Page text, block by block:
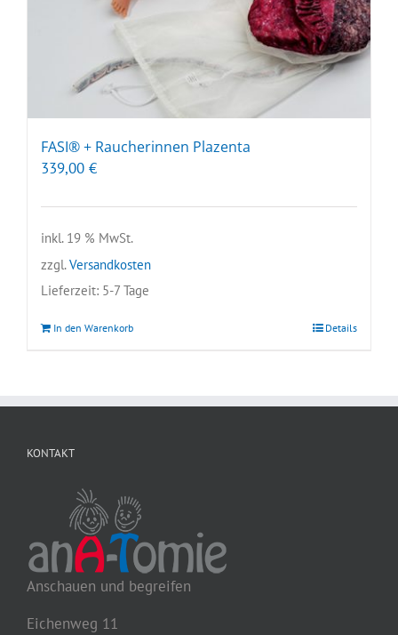
FASI® + Raucherinnen Plazenta
339,00 €
inkl. 19 % MwSt.
zzgl.Versandkosten
Lieferzeit: 5-7 Tage
In den Warenkorb Details
KONTAKT
Anschauen und begreifen
Eichenweg 11